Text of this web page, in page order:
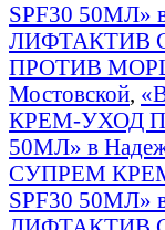
SPF30 50МЛ»
ЛИФТАКТИВ
ПРОТИВ
Мостовской,
КРЕМ-УХОД
50МЛ» в
СУПРЕМ
SPF30 50МЛ»